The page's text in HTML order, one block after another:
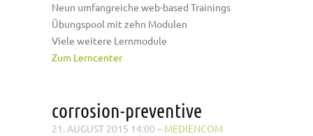
Neun umfangreiche web-based Trainings
Übungspool mit zehn Modulen
Viele weitere Lernmodule
Zum Lerncenter
corrosion-preventive
21. AUGUST 2015 14:00 – MEDIENCOM